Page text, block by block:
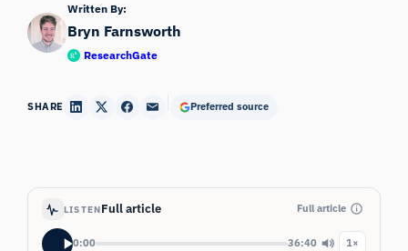
Written By:
Bryn Farnsworth
ResearchGate
SHARE Preferred source
LISTENFull article Full article
0:00 36:40 1×